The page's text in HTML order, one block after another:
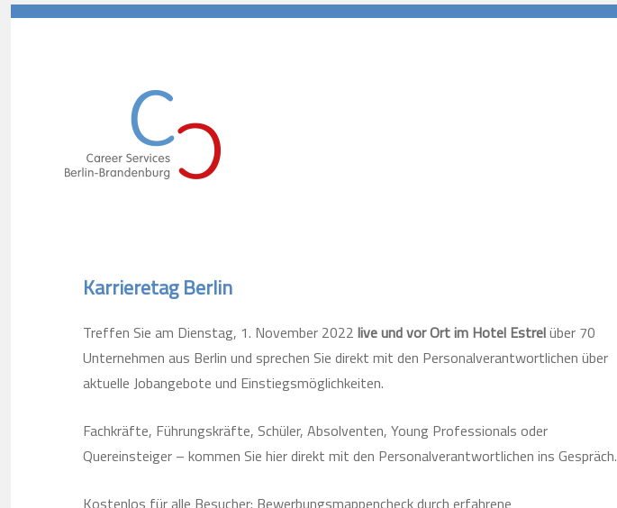
Karrieretag Berlin
Treffen Sie am Dienstag, 1. November 2022 live und vor Ort im Hotel Estrelüber 70
Unternehmen aus Berlin und sprechen Sie direkt mit den Personalverantwortlichen über
aktuelle Jobangebote und Einstiegsmöglichkeiten.
Fachkräfte, Führungskräfte, Schüler, Absolventen, Young Professionals oder
Quereinsteiger – kommen Sie hier direkt mit den Personalverantwortlichen ins Gespräch.
Kostenlos für alle Besucher: Bewerbungsmappencheck durch erfahrene